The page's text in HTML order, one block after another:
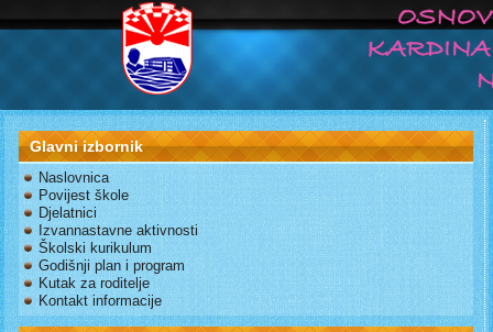
Glavni izbornik
Naslovnica
Povijest škole
Djelatnici
Izvannastavne aktivnosti
Školski kurikulum
Godišnji plan i program
Kutak za roditelje
Kontakt informacije